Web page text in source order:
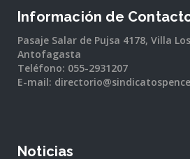
Información de
Pasaje Salar de Pujsa 4178, Villa
Antofagasta
Teléfono: 055-2931207
E-mail:
Noticias